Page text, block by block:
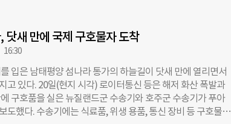
만, 수단에 투입된 인도적기금은 실제 필요의 16%에 불과하
한국 구호활동가들의 모습을 만나볼 수 있다. 4층 라운지
진행된다. 오는 16일에는 지중해 해상 난민 수색구조활동 현
파크리소스토무 국경없는의사회 구호활동가, 송경아 국경없
페셜토크쇼를 펼친다. 파파크리소스토무 구호활동가는 국경
난민캠프 현장책임자를 역임하기도 했다. 이들은 토크쇼에서
기상황과 활동 경험에 대해 이야기를 나눈다. 17일에는 인도
리는 참여형 봉사활동 ‘매파톤’ 행사가, 19일에는 국경없는
닷새 만에 국제 구호물자 도착
16:30
입은 남태평양 섬나라 통가의 하늘길이 닷새 만에 열리면서
고 있다. 20일(현지 시각) 로이터통신 등은 해저 화산 폭발과
구호품을 실은 뉴질랜드군 수송기와 호주군 수송기가 푸아
도했다. 수송기에는 식료품, 위생 용품, 통신 장비 등 구호물자